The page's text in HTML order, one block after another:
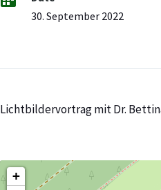
30. September 2022
Lichtbildervortrag mit Dr.
+